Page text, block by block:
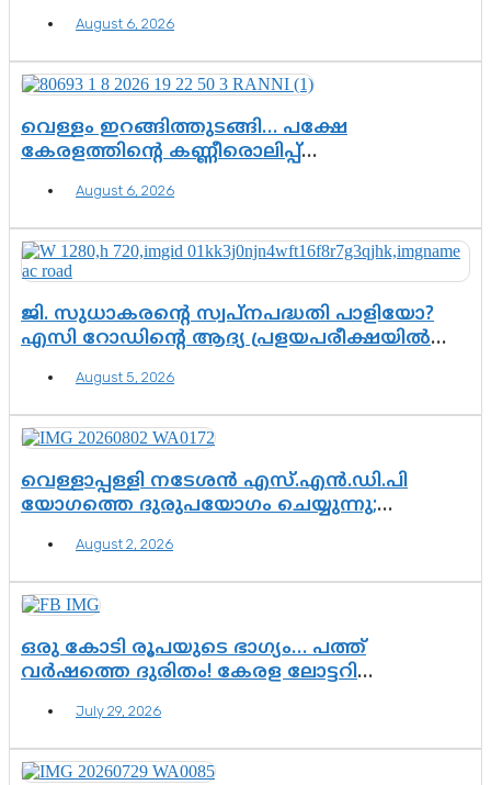
August 6, 2026
വെള്ളം ഇറങ്ങിത്തുടങ്ങി… പക്ഷേ
കേരളത്തിന്റെ കണ്ണീരൊലിപ്പ്
August 6, 2026
ജി. സുധാകരന്റെ സ്വപ്നപദ്ധതി പാളിയോ?
എസി റോഡിന്റെ ആദ്യ പ്രളയപരീക്ഷയിൽ
August 5, 2026
വെള്ളാപ്പള്ളി നടേശൻ എസ്.എൻ.ഡി.പി
യോഗത്തെ ദുരുപയോഗം ചെയ്യുന്നു;
വിഷവിത്ത്: ഗോകുലം ഗോപാലൻ
August 2, 2026
ഒരു കോടി രൂപയുടെ ഭാഗ്യം… പത്ത്
വർഷത്തെ ദുരിതം! കേരള ലോട്ടറി
പോരാട്ടംJuly 29, 2026